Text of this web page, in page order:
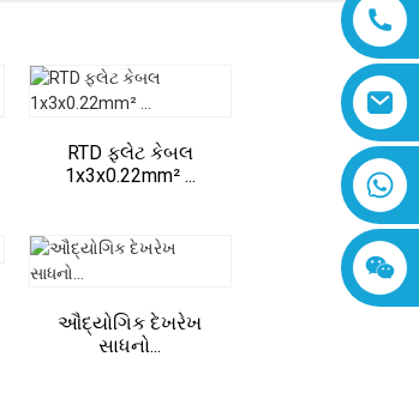
૮૬૧૮૦૧૯૩૭૭૭૬૧
RTD ફ્લેટ કેબલ
1x3x0.22mm² ...
ઔદ્યોગિક દેખરેખ
સાધનો...